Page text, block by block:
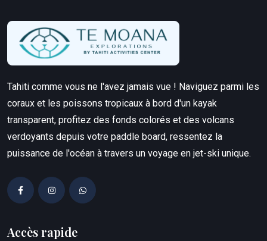
Tahiti comme vous ne l'avez jamais vue ! Naviguez parmi les
coraux et les poissons tropicaux à bord d'un kayak
transparent, profitez des fonds colorés et des volcans
verdoyants depuis votre paddle board, ressentez la
puissance de l'océan à travers un voyage en jet-ski unique.
Accès rapide